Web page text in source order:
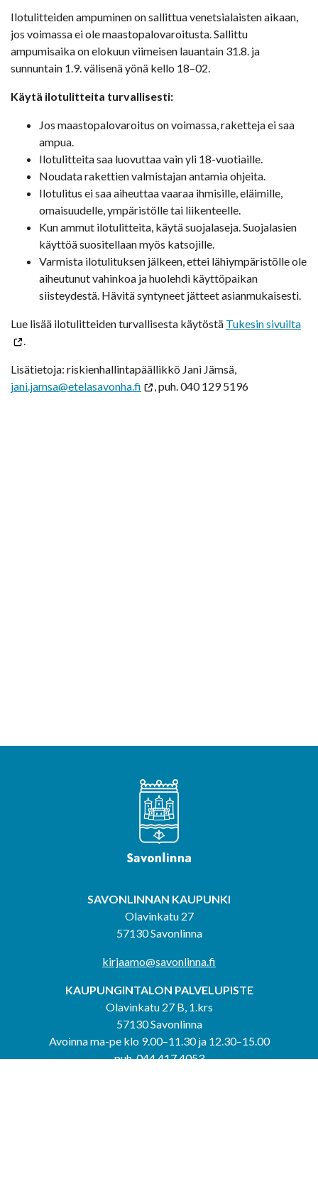
Ilotulitteiden ampuminen on sallittua venetsialaisten aikaan,
jos voimassa ei ole maastopalovaroitusta. Sallittu
ampumisaika on elokuun viimeisen lauantain 31.8. ja
sunnuntain 1.9. välisenä yönä kello 18–02.
Käytä ilotulitteita turvallisesti:
Jos maastopalovaroitus on voimassa, raketteja ei saa
ampua.
Ilotulitteita saa luovuttaa vain yli 18-vuotiaille.
Noudata rakettien valmistajan antamia ohjeita.
Ilotulitus ei saa aiheuttaa vaaraa ihmisille, eläimille,
omaisuudelle, ympäristölle tai liikenteelle.
Kun ammut ilotulitteita, käytä suojalaseja. Suojalasien
käyttöä suositellaan myös katsojille.
Varmista ilotulituksen jälkeen, ettei lähiympäristölle ole
aiheutunut vahinkoa ja huolehdi käyttöpaikan
siisteydestä. Hävitä syntyneet jätteet asianmukaisesti.
Lue lisää ilotulitteiden turvallisesta käytöstä Tukesin sivuilta
.
Lisätietoja: riskienhallintapäällikkö Jani Jämsä,
jani.jamsa@etelasavonha.fi
, puh. 040 129 5196
SAVONLINNAN KAUPUNKI
Olavinkatu 27
57130 Savonlinna
kirjaamo@savonlinna.fi
KAUPUNGINTALON PALVELUPISTE
Olavinkatu 27 B, 1.krs
57130 Savonlinna
Avoinna ma-pe klo 9.00–11.30 ja 12.30–15.00
puh. 044 417 4053